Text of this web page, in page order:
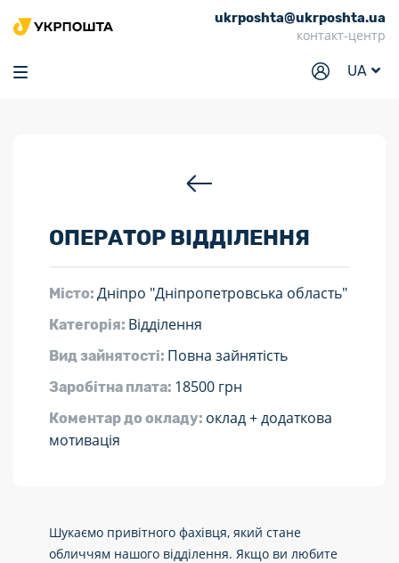
ukrposhta@ukrposhta.ua
контакт-центр
UA
Головна
Маркет
Відділення
Для бізнесу
ОПЕРАТОР ВІДДІЛЕННЯ
Місто: Дніпро "Дніпропетровська область"
Категорія: Відділення
Вид зайнятості: Повна зайнятість
Заробітна плата: 18500 грн
Коментар до окладу: оклад + додаткова
мотивація
Шукаємо привітного фахівця, який стане
обличчям нашого відділення. Якщо ви любите